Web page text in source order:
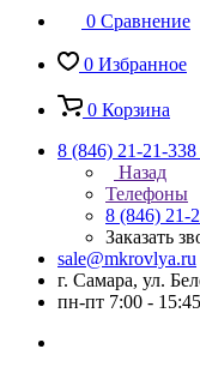
0 Сравнение
0 Избранное
0 Корзина
8 (846) 21-21-338
Назад
Телефоны
8 (846) 21-
Заказать
sale@mkrovlya.ru
г. Самара, ул.
пн-пт 7:00 -